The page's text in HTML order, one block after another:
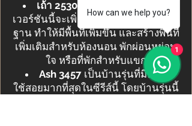
เถ้า 2530สำหรับที่ดินลาดเอียง
เวอร์ชันนี้จะเพิ่มระดับที่ต่ำกว่าให้กับผัง
ฐาน ทำให้มีพื้นที่เพิ่มขึ้น และสร้างพื้นที่
เพิ่มเติมสำหรับห้องนอน พักผ่อนหย่อน
ใจ หรือที่พักสำหรับแขก
Ash 3457เป็นบ้านรุ่นที่มีพื้นที่
ใช้สอยมากที่สุดในซีรีส์นี้ โดยบ้านรุ่นนี้
How can we help you?
1